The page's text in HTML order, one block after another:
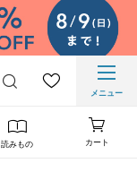
メニュー
読みもの カート